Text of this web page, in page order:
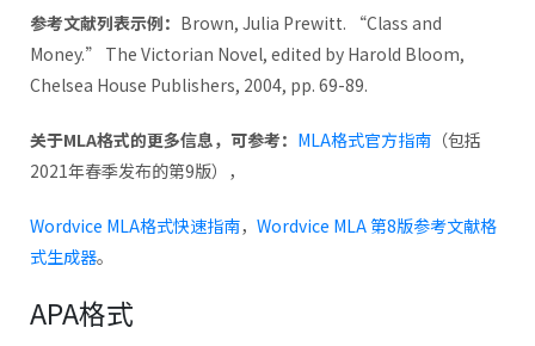
参考文献列表示例： Brown, Julia Prewitt. “Class and
Money.” The Victorian Novel, edited by Harold Bloom,
Chelsea House Publishers, 2004, pp. 69-89.
关于MLA格式的更多信息，可参考： MLA格式官方指南 （包括
2021年春季发布的第9版），
Wordvice MLA格式快速指南， Wordvice MLA 第8版参考文献格
式生成器。
APA格式